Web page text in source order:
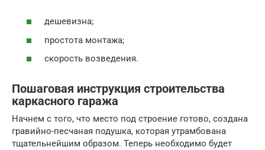
дешевизна;
простота монтажа;
скорость возведения.
Пошаговая инструкция строительства
каркасного гаража
Начнем с того, что место под строение готово, создана
гравийно-песчаная подушка, которая утрамбована
тщательнейшим образом. Теперь необходимо будет